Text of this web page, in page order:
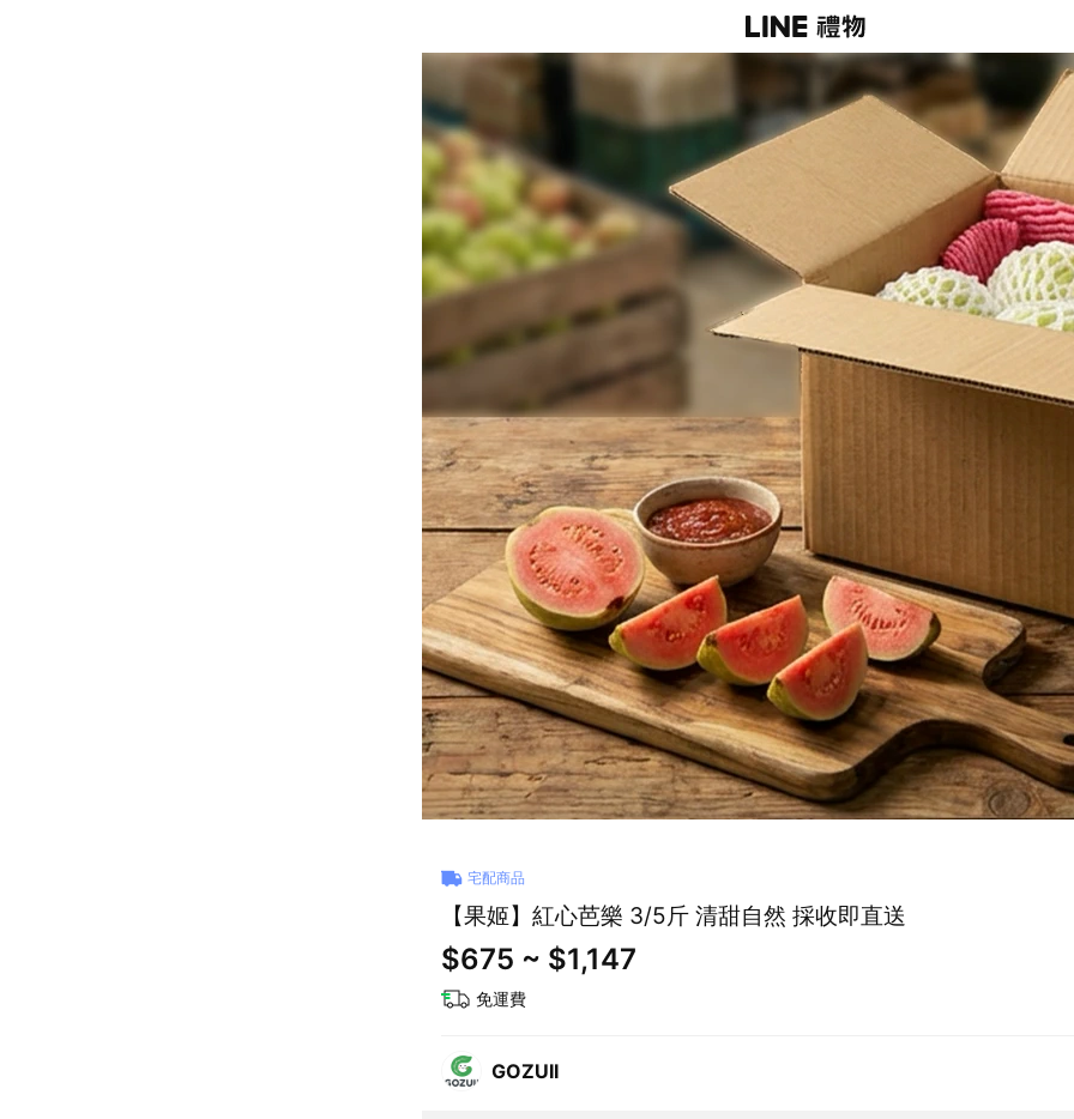
宅配商品
【果姬】紅心芭樂 3/5斤 清甜自然 採收即直送
$675 ~ $1,147
免運費
GOZUII